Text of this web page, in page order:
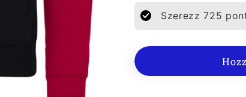
KARMOS
BELEBÚJÓS
PULÓVER
FÉRFI
Szerezz725